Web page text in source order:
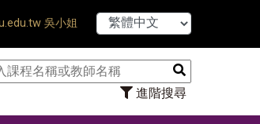
吳小姐
進階搜尋
【7/31】114